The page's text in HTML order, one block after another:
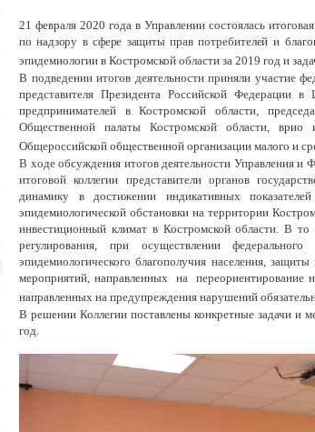
21 февраля 2020 года в Управлении состоялась
по надзору в сфере защиты правпотребителей и
эпидемиологии в Костромской области за 2019 год и
В подведении итогов деятельности приняли участие
представителя Президента Российской Федерации
предпринимателей в Костромской области,
Общественной палаты Костромской области, врио
Общероссийской общественной организации малого и
В ходе обсуждения итогов деятельности Управления
итоговой коллегии представители органов
динамику в достижении индикативных
эпидемиологической обстановки на территории
инвестиционный климат в Костромской области. В
регулирования, при осуществлении федерального
эпидемиологического благополучия населения, защиты
мероприятий, направленных на переориентирование
направленных на предупреждения нарушений
В решении Коллегии поставлены конкретные задачи и
год.